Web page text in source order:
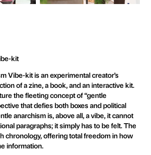
kit
Vibe-kit is an experimental creator’s
of a zine, a book, and an interactive kit.
the fleeting concept of “gentle
that defies both boxes and political
anarchism is, above all, a vibe, it cannot
paragraphs; it simply has to be felt. The
chronology, offering total freedom in how
information.